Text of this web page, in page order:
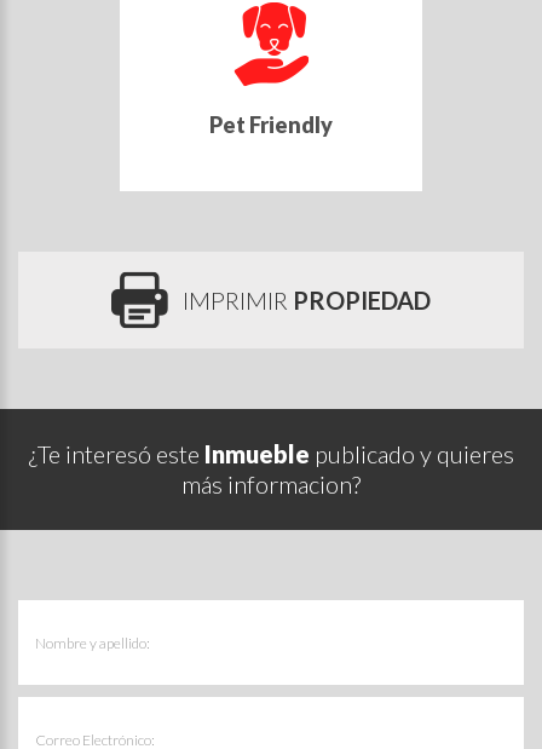
Pet Friendly
IMPRIMIR PROPIEDAD
¿Te interesó este Inmueble publicado y quieres
más informacion?